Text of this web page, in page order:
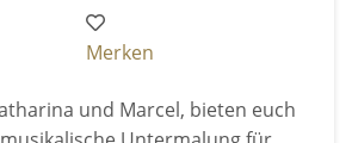
Merken
und Marcel, bieten euch